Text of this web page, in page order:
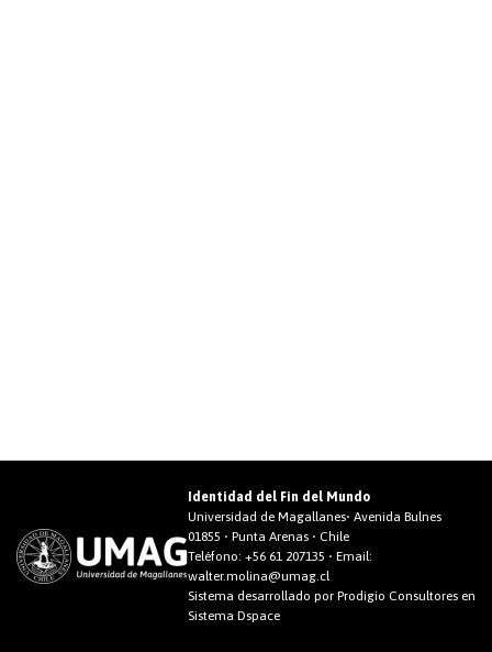
Identidad del Fin del Mundo
Universidad de Magallanes• Avenida Bulnes
01855 • Punta Arenas • Chile
Teléfono: +56 61 207135 • Email:
walter.molina@umag.cl
Sistema desarrollado por Prodigio Consultores en
Sistema Dspace